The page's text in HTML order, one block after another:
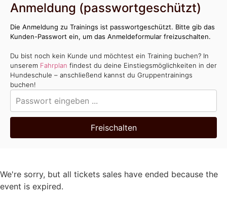
Anmeldung (passwortgeschützt)
Die Anmeldung zu Trainings ist passwortgeschützt. Bitte gib das
Kunden-Passwort ein, um das Anmeldeformular freizuschalten.
Du bist noch kein Kunde und möchtest ein Training buchen? In
unserem Fahrplan findest du deine Einstiegsmöglichkeiten in der
Hundeschule – anschließend kannst du Gruppentrainings
buchen!
Freischalten
We're sorry, but all tickets sales have ended because the
event is expired.